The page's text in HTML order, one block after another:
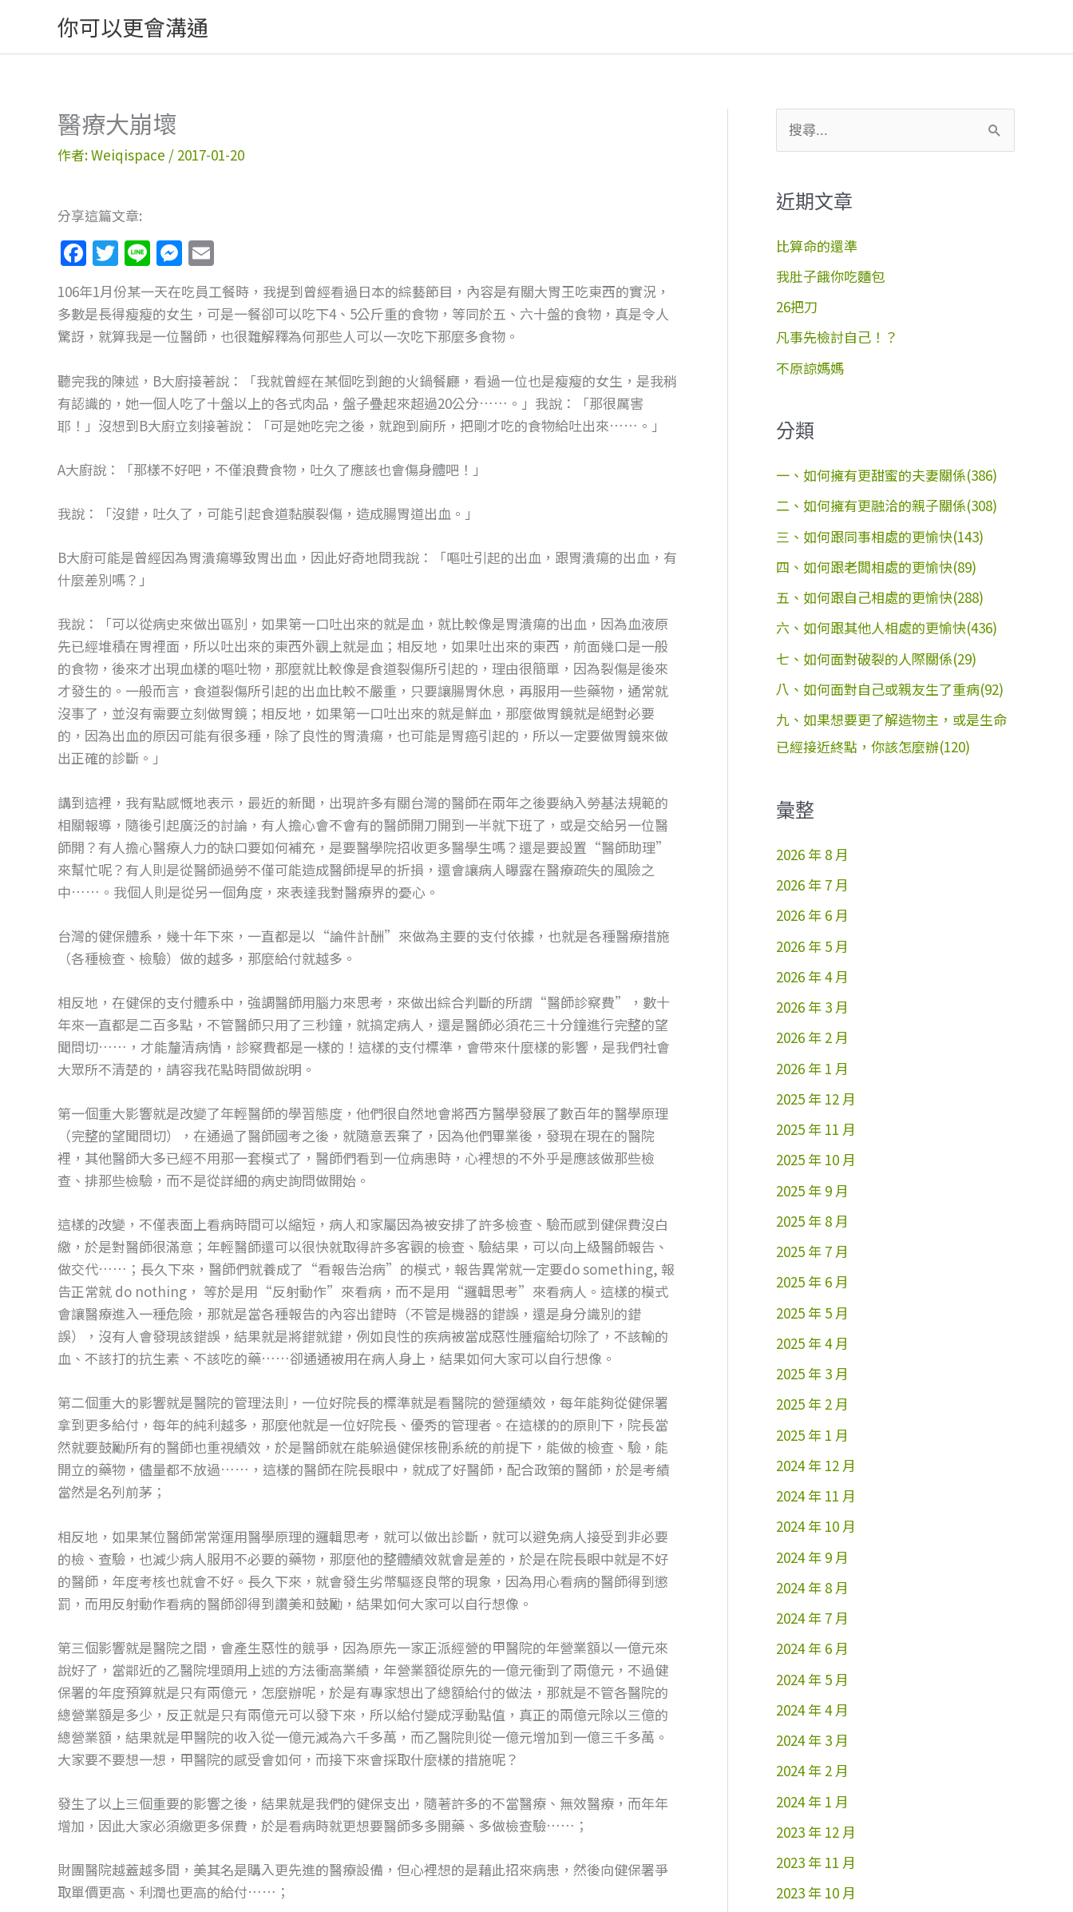
主
你可以更會溝通
醫療大崩壞
作者:Weiqispace / 2017-01-20
分享這篇文章:
F
a
c
e
o
o
k
T
w
itt
er
Li
n
e
M
e
ss
e
n
g
er
m
ai
l
106年1月份某一天在吃員工餐時，我提到曾經看過日本的綜藝節目，內容是有關大胃王吃東西的實況，
多數是長得瘦瘦的女生，可是一餐卻可以吃下4、5公斤重的食物，等同於五、六十盤的食物，真是令人
驚訝，就算我是一位醫師，也很難解釋為何那些人可以一次吃下那麼多食物。
聽完我的陳述，B大廚接著說：「我就曾經在某個吃到飽的火鍋餐廳，看過一位也是瘦瘦的女生，是我稍
有認識的，她一個人吃了十盤以上的各式肉品，盤子疊起來超過20公分……。」我說：「那很厲害
耶！」沒想到B大廚立刻接著說：「可是她吃完之後，就跑到廁所，把剛才吃的食物給吐出來……。」
A大廚說：「那樣不好吧，不僅浪費食物，吐久了應該也會傷身體吧！」
我說：「沒錯，吐久了，可能引起食道黏膜裂傷，造成腸胃道出血。」
B大廚可能是曾經因為胃潰瘍導致胃出血，因此好奇地問我說：「嘔吐引起的出血，跟胃潰瘍的出血，有
什麼差別嗎？」
我說：「可以從病史來做出區別，如果第一口吐出來的就是血，就比較像是胃潰瘍的出血，因為血液原
先已經堆積在胃裡面，所以吐出來的東西外觀上就是血；相反地，如果吐出來的東西，前面幾口是一般
的食物，後來才出現血樣的嘔吐物，那麼就比較像是食道裂傷所引起的，理由很簡單，因為裂傷是後來
才發生的。一般而言，食道裂傷所引起的出血比較不嚴重，只要讓腸胃休息，再服用一些藥物，通常就
沒事了，並沒有需要立刻做胃鏡；相反地，如果第一口吐出來的就是鮮血，那麼做胃鏡就是絕對必要
的，因為出血的原因可能有很多種，除了良性的胃潰瘍，也可能是胃癌引起的，所以一定要做胃鏡來做
出正確的診斷。」
講到這裡，我有點感慨地表示，最近的新聞，出現許多有關台灣的醫師在兩年之後要納入勞基法規範的
相關報導，隨後引起廣泛的討論，有人擔心會不會有的醫師開刀開到一半就下班了，或是交給另一位醫
師開？有人擔心醫療人力的缺口要如何補充，是要醫學院招收更多醫學生嗎？還是要設置“醫師助理”
來幫忙呢？有人則是從醫師過勞不僅可能造成醫師提早的折損，還會讓病人曝露在醫療疏失的風險之
中……。我個人則是從另一個角度，來表達我對醫療界的憂心。
台灣的健保體系，幾十年下來，一直都是以“論件計酬”來做為主要的支付依據，也就是各種醫療措施
（各種檢查、檢驗）做的越多，那麼給付就越多。
相反地，在健保的支付體系中，強調醫師用腦力來思考，來做出綜合判斷的所謂“醫師診察費”，數十
年來一直都是二百多點，不管醫師只用了三秒鐘，就搞定病人，還是醫師必須花三十分鐘進行完整的望
聞問切……，才能釐清病情，診察費都是一樣的！這樣的支付標準，會帶來什麼樣的影響，是我們社會
大眾所不清楚的，請容我花點時間做說明。
第一個重大影響就是改變了年輕醫師的學習態度，他們很自然地會將西方醫學發展了數百年的醫學原理
（完整的望聞問切），在通過了醫師國考之後，就隨意丟棄了，因為他們畢業後，發現在現在的醫院
裡，其他醫師大多已經不用那一套模式了，醫師們看到一位病患時，心裡想的不外乎是應該做那些檢
查、排那些檢驗，而不是從詳細的病史詢問做開始。
這樣的改變，不僅表面上看病時間可以縮短，病人和家屬因為被安排了許多檢查、驗而感到健保費沒白
繳，於是對醫師很滿意；年輕醫師還可以很快就取得許多客觀的檢查、驗結果，可以向上級醫師報告、
做交代……；長久下來，醫師們就養成了“看報告治病”的模式，報告異常就一定要do something, 報
告正常就 do nothing， 等於是用“反射動作”來看病，而不是用“邏輯思考”來看病人。這樣的模式
會讓醫療進入一種危險，那就是當各種報告的內容出錯時（不管是機器的錯誤，還是身分識別的錯
誤），沒有人會發現該錯誤，結果就是將錯就錯，例如良性的疾病被當成惡性腫瘤給切除了，不該輸的
血、不該打的抗生素、不該吃的藥……卻通通被用在病人身上，結果如何大家可以自行想像。
第二個重大的影響就是醫院的管理法則，一位好院長的標準就是看醫院的營運績效，每年能夠從健保署
拿到更多給付，每年的純利越多，那麼他就是一位好院長、優秀的管理者。在這樣的的原則下，院長當
然就要鼓勵所有的醫師也重視績效，於是醫師就在能躲過健保核刪系統的前提下，能做的檢查、驗，能
開立的藥物，儘量都不放過……，這樣的醫師在院長眼中，就成了好醫師，配合政策的醫師，於是考績
當然是名列前茅；
相反地，如果某位醫師常常運用醫學原理的邏輯思考，就可以做出診斷，就可以避免病人接受到非必要
的檢、查驗，也減少病人服用不必要的藥物，那麼他的整體績效就會是差的，於是在院長眼中就是不好
的醫師，年度考核也就會不好。長久下來，就會發生劣幣驅逐良幣的現象，因為用心看病的醫師得到懲
罰，而用反射動作看病的醫師卻得到讚美和鼓勵，結果如何大家可以自行想像。
第三個影響就是醫院之間，會產生惡性的競爭，因為原先一家正派經營的甲醫院的年營業額以一億元來
說好了，當鄰近的乙醫院埋頭用上述的方法衝高業績，年營業額從原先的一億元衝到了兩億元，不過健
保署的年度預算就是只有兩億元，怎麼辦呢，於是有專家想出了總額給付的做法，那就是不管各醫院的
總營業額是多少，反正就是只有兩億元可以發下來，所以給付變成浮動點值，真正的兩億元除以三億的
總營業額，結果就是甲醫院的收入從一億元減為六千多萬，而乙醫院則從一億元增加到一億三千多萬。
大家要不要想一想，甲醫院的感受會如何，而接下來會採取什麼樣的措施呢？
發生了以上三個重要的影響之後，結果就是我們的健保支出，隨著許多的不當醫療、無效醫療，而年年
增加，因此大家必須繳更多保費，於是看病時就更想要醫師多多開藥、多做檢查驗……；
財團醫院越蓋越多間，美其名是購入更先進的醫療設備，但心裡想的是藉此招來病患，然後向健保署爭
取單價更高、利潤也更高的給付……；
尋
鍵
字
:
近期文章
比算命的還準
我肚子餓你吃麵包
26把刀
凡事先檢討自己！？
不原諒媽媽
分類
一、如何擁有更甜蜜的夫妻關係(386)
二、如何擁有更融洽的親子關係(308)
三、如何跟同事相處的更愉快(143)
四、如何跟老闆相處的更愉快(89)
五、如何跟自己相處的更愉快(288)
六、如何跟其他人相處的更愉快(436)
七、如何面對破裂的人際關係(29)
八、如何面對自己或親友生了重病(92)
九、如果想要更了解造物主，或是生命
已經接近終點，你該怎麼辦(120)
彙整
2026 年 8 月
2026 年 7 月
2026 年 6 月
2026 年 5 月
2026 年 4 月
2026 年 3 月
2026 年 2 月
2026 年 1 月
2025 年 12 月
2025 年 11 月
2025 年 10 月
2025 年 9 月
2025 年 8 月
2025 年 7 月
2025 年 6 月
2025 年 5 月
2025 年 4 月
2025 年 3 月
2025 年 2 月
2025 年 1 月
2024 年 12 月
2024 年 11 月
2024 年 10 月
2024 年 9 月
2024 年 8 月
2024 年 7 月
2024 年 6 月
2024 年 5 月
2024 年 4 月
2024 年 3 月
2024 年 2 月
2024 年 1 月
2023 年 12 月
2023 年 11 月
2023 年 10 月